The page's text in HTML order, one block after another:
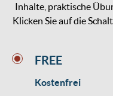
Inhalte, praktische
Klicken Sie auf die
FREE
Kostenfrei